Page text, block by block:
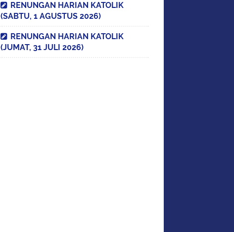
RENUNGAN HARIAN KATOLIK
(SABTU, 1 AGUSTUS 2026)
RENUNGAN HARIAN KATOLIK
(JUMAT, 31 JULI 2026)